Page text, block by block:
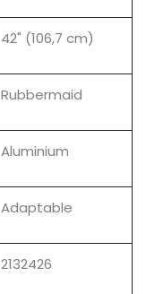
42" (106,7 cm)
Rubbermaid
Aluminium
Adaptable
2132426